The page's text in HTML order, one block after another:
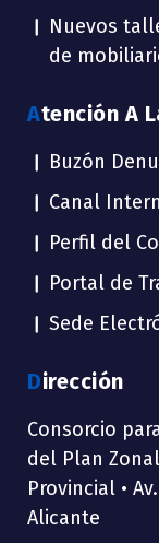
Nuevos
de
Atención A
Buzón
Canal
Perfil del
Portal de
Sede
Dirección
Consorcio
del Plan
Provincial •
Alicante